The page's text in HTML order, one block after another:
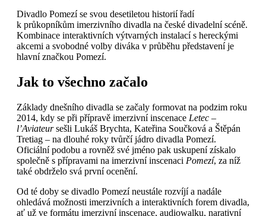
Divadlo Pomezí se svou desetiletou historií řadí
k průkopníkům imerzivního divadla na české divadelní scéně.
Kombinace interaktivních výtvarných instalací s hereckými
akcemi a svobodné volby diváka v průběhu představení je
hlavní značkou Pomezí.
Jak to všechno začalo
Základy dnešního divadla se začaly formovat na podzim roku
2014, kdy se při přípravě imerzivní inscenace Letec –
l’Aviateursešli Lukáš Brychta, Kateřina Součková a Štěpán
Tretiag – na dlouhé roky tvůrčí jádro divadla Pomezí.
Oficiální podobu a rovněž své jméno pak uskupení získalo
společně s přípravami na imerzivní inscenaci Pomezí, za níž
také obdrželo svá první ocenění.
Od té doby se divadlo Pomezí neustále rozvíjí a nadále
ohledává možnosti imerzivních a interaktivních forem divadla,
ať už ve formátu imerzivní inscenace, audiowalku, narativní